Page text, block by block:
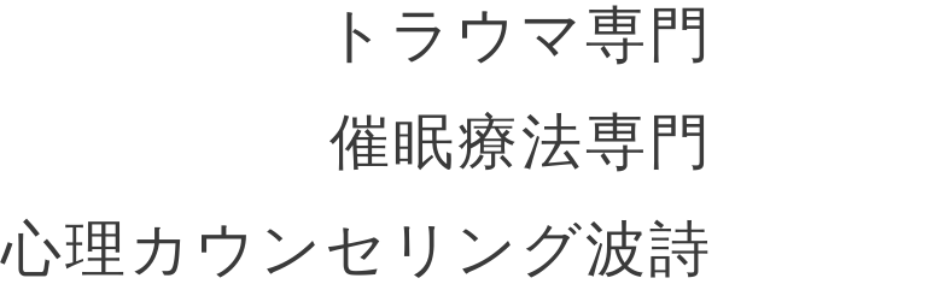
トラウマ専門
催眠療法専門
心理カウンセリング波詩